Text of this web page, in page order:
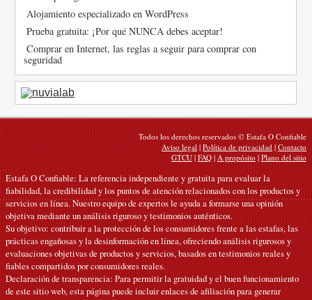
Alojamiento especializado en WordPress
Prueba gratuita: ¡Por qué NUNCA debes aceptar!
Comprar en Internet, las reglas a seguir para comprar con
seguridad
Todos los derechos reservados © Estafa O Confiable
Aviso legal|Política de privacidad|Contacto
GTCU|FAQ|A propósito|Plano del sitio
Estafa O Confiable: La referencia independiente y gratuita para evaluar la
fiabilidad, la credibilidad y los puntos de atención relacionados con los productos y
servicios en línea. Nuestro equipo de expertos le ayuda a formarse una opinión
objetiva mediante un análisis riguroso y testimonios auténticos.
Su objetivo: contribuir a la protección de los consumidores frente a las estafas, las
prácticas engañosas y la desinformación en línea, ofreciendo análisis rigurosos y
evaluaciones objetivas de productos y servicios, basados en testimonios reales y
fiables compartidos por consumidores reales.
Declaración de transparencia: Para permitir la gratuidad y el buen funcionamiento
de este sitio web, esta página puede incluir enlaces de afiliación para generar